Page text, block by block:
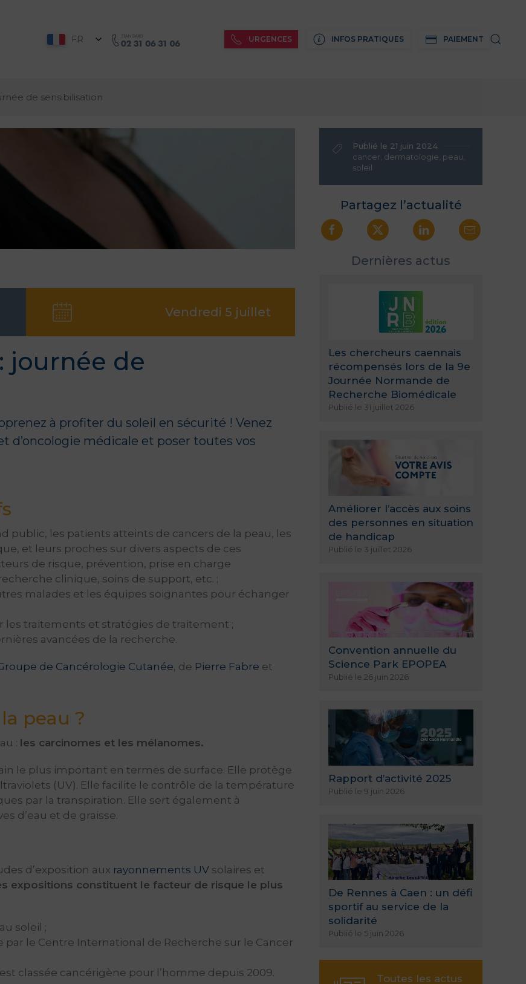
FR URGENCES INFOS PRATIQUES PAIEMENT
de sensibilisation
Vendredi 5 juillet
journée de
à profiter du soleil en sécurité ! Venez
d’oncologie médicale et poser toutes vos
public, les patients atteints de cancers de la peau, les
et leurs proches sur divers aspects de ces
de risque, prévention, prise en charge
clinique, soins de support, etc. ;
malades et les équipes soignantes pour échanger
les traitements et stratégies de traitement ;
avancées de la recherche.
de Cancérologie Cutanée, de Pierre Fabre et
peau ?
: les carcinomes et les mélanomes.
le plus important en termes de surface. Elle protège
(UV). Elle facilite le contrôle de la température
par la transpiration. Elle sert également à
d’eau et de graisse.
d’exposition aux rayonnements UV solaires et
expositions constituent le facteur de risque le plus
soleil ;
par le Centre International de Recherche sur le Cancer
classée cancérigène pour l’homme depuis 2009.
Publié le 21 juin 2024
cancer dermatologie peau
soleil
Partagez l’actualité
Dernières actus
Les chercheurs caennais
récompensés lors de la 9e
Journée Normande de
Recherche Biomédicale
Publié le 31 juillet 2026
Améliorer l’accès aux soins
des personnes en situation
de handicap
Publié le 3 juillet 2026
Convention annuelle du
Science Park EPOPEA
Publié le 26 juin 2026
Rapport d’activité 2025
Publié le 9 juin 2026
De Rennes à Caen : un défi
sportif au service de la
solidarité
Publié le 5 juin 2026
Toutes les actus